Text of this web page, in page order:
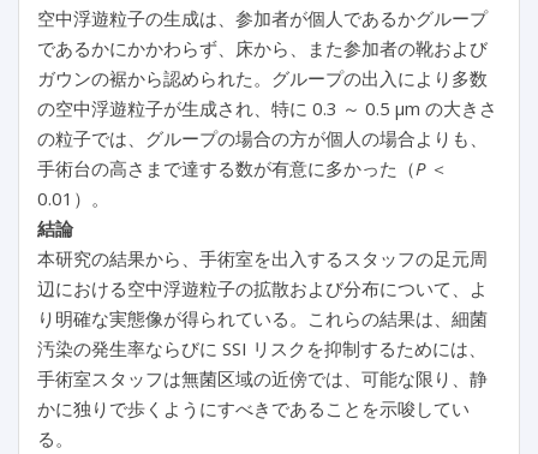
空中浮遊粒子の生成は、参加者が個人であるかグループ
であるかにかかわらず、床から、また参加者の靴および
ガウンの裾から認められた。グループの出入により多数
の空中浮遊粒子が生成され、特に 0.3 ～ 0.5 µm の大きさ
の粒子では、グループの場合の方が個人の場合よりも、
手術台の高さまで達する数が有意に多かった（P＜
0.01）。
結論
本研究の結果から、手術室を出入するスタッフの足元周
辺における空中浮遊粒子の拡散および分布について、よ
り明確な実態像が得られている。これらの結果は、細菌
汚染の発生率ならびに SSI リスクを抑制するためには、
手術室スタッフは無菌区域の近傍では、可能な限り、静
かに独りで歩くようにすべきであることを示唆してい
る。